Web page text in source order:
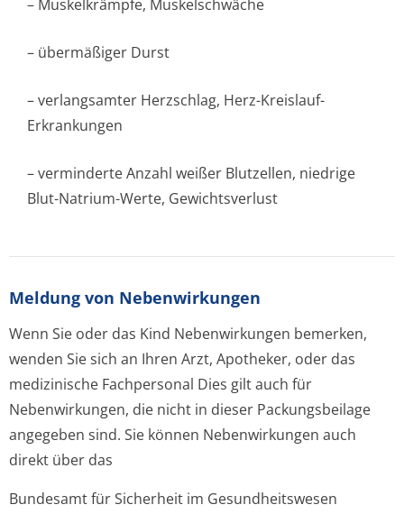
– Muskelkrämpfe, Muskelschwäche
– übermäßiger Durst
– verlangsamter Herzschlag, Herz-Kreislauf-
Erkrankungen
– verminderte Anzahl weißer Blutzellen, niedrige
Blut-Natrium-Werte, Gewichtsverlust
Meldung von Nebenwirkungen
Wenn Sie oder das Kind Nebenwirkungen bemerken,
wenden Sie sich an Ihren Arzt, Apotheker, oder das
medizinische Fachpersonal Dies gilt auch für
Nebenwirkungen, die nicht in dieser Packungsbeilage
angegeben sind. Sie können Nebenwirkungen auch
direkt über das
Bundesamt für Sicherheit im Gesundheitswesen